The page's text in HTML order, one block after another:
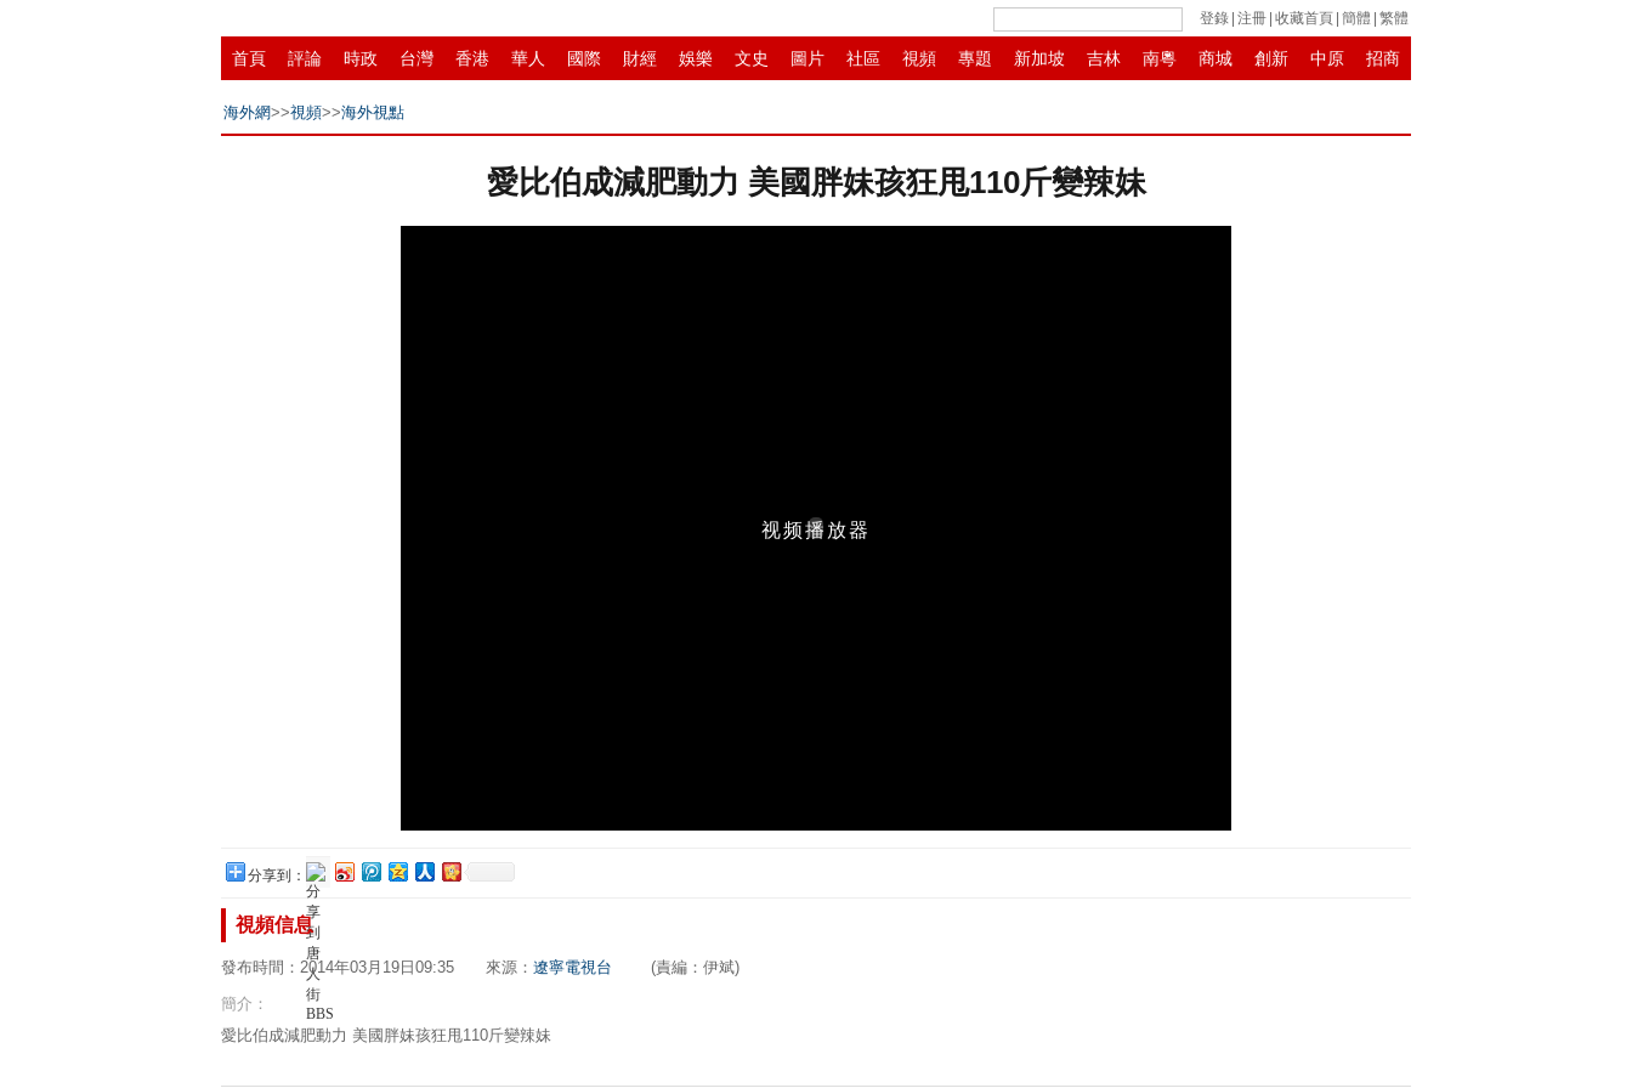
登錄 注冊 收藏首頁 簡體 繁體
首頁 評論 時政 台灣 香港 華人 國際 財經 娛樂 文史 圖片 社區 視頻 專題 新加坡 吉林 南粵 商城 創新 中原 招商
縣域 環保 創投 成渝
海外網>>視頻>>海外視點
愛比伯成減肥動力 美國胖妹孩狂甩110斤變辣妹
分享到：
視頻信息
發布時間：2014年03月19日09:35 來源： 遼寧電視台 (責編：伊斌)
簡介：
愛比伯成減肥動力 美國胖妹孩狂甩110斤變辣妹